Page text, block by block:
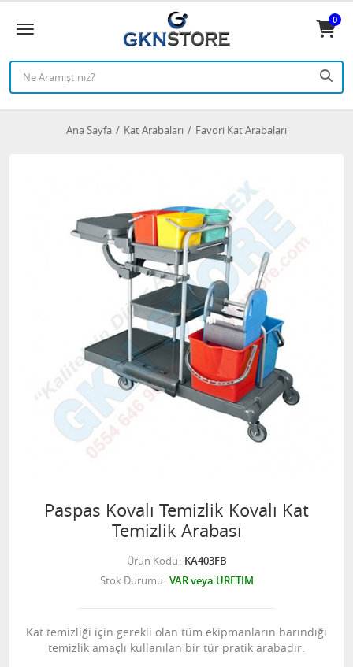
0
Ana Sayfa Kat Arabaları Favori Kat Arabaları
Paspas Kovalı Temizlik Kovalı Kat
Temizlik Arabası
Ürün Kodu KA403FB
Stok Durumu VAR veya ÜRETİM
Kat temizliği için gerekli olan tüm ekipmanların barındığı
temizlik amaçlı kullanılan bir tür pratik arabadır.